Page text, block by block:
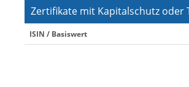
Zertifikate mit Kapitalschutz oder
ISIN / Basiswert